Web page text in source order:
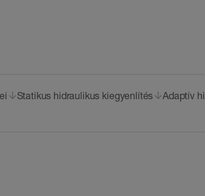
Statikus hidraulikus kiegyenlítés
Adaptív